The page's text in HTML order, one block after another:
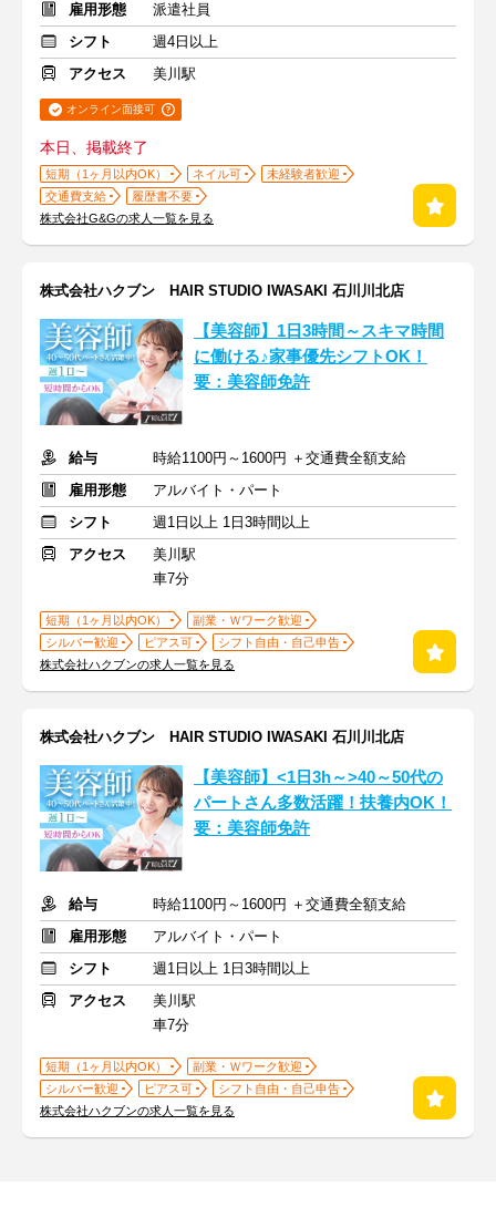
雇用形態
派遣社員
シフト
週4日以上
アクセス
美川駅
オンライン面接可
本日、掲載終了
短期（1ヶ月以内OK） ネイル可
未経験者歓迎
交通費支給
履歴書不要
株式会社G&Gの求人一覧を見る
株式会社ハクブン HAIR STUDIO IWASAKI 石川川北店
【美容師】1日3時間～スキマ時間
に働ける♪家事優先シフトOK！
要：美容師免許
給与
時給1100円～1600円 ＋交通費全額支給
雇用形態
アルバイト・パート
シフト
週1日以上 1日3時間以上
アクセス
美川駅
車7分
短期（1ヶ月以内OK）
副業・Ｗワーク歓迎
シルバー歓迎
ピアス可
シフト自由・自己申告
株式会社ハクブンの求人一覧を見る
株式会社ハクブン HAIR STUDIO IWASAKI 石川川北店
【美容師】<1日3h～>40～50代の
パートさん多数活躍！扶養内OK！
要：美容師免許
給与
時給1100円～1600円 ＋交通費全額支給
雇用形態
アルバイト・パート
シフト
週1日以上 1日3時間以上
アクセス
美川駅
車7分
短期（1ヶ月以内OK）
副業・Ｗワーク歓迎
シルバー歓迎
ピアス可
シフト自由・自己申告
株式会社ハクブンの求人一覧を見る